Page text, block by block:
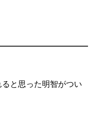
と思った明智がつい